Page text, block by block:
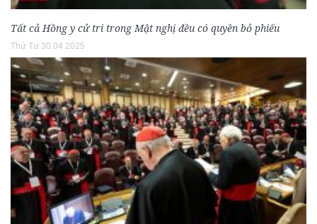
Tất cả Hồng y cử tri trong Mật nghị đều có quyền bỏ phiếu
Thứ Tư 30.04.2025